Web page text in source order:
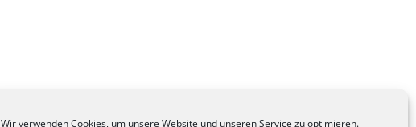
Wir verwenden Cookies, um unsere Website und unseren Service zu optimieren.